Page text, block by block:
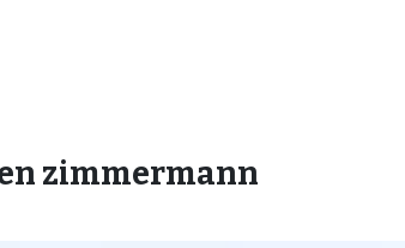
zimmermann